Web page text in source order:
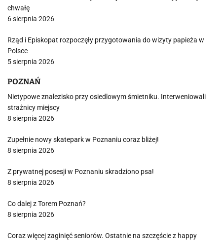
chwałę
6 sierpnia 2026
Rząd i Episkopat rozpoczęły przygotowania do wizyty papieża w
Polsce
5 sierpnia 2026
POZNAŃ
Nietypowe znalezisko przy osiedlowym śmietniku. Interweniowali
strażnicy miejscy
8 sierpnia 2026
Zupełnie nowy skatepark w Poznaniu coraz bliżej!
8 sierpnia 2026
Z prywatnej posesji w Poznaniu skradziono psa!
8 sierpnia 2026
Co dalej z Torem Poznań?
8 sierpnia 2026
Coraz więcej zaginięć seniorów. Ostatnie na szczęście z happy